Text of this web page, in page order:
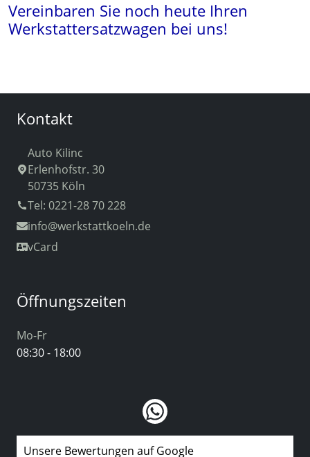
Vereinbaren Sie noch heute Ihren
Werkstattersatzwagen bei uns!
Kontakt
Auto Kilinc
Erlenhofstr. 30
50735 Köln
Tel: 0221-28 70 228
info@werkstattkoeln.de
vCard
Öffnungszeiten
Mo-Fr
08:30 - 18:00
Unsere Bewertungen auf Google